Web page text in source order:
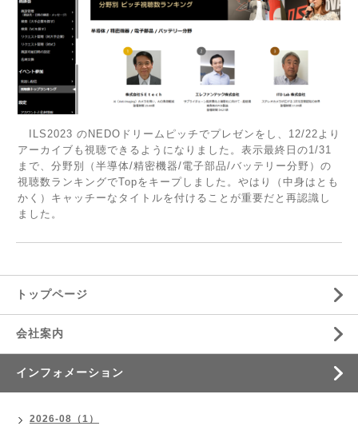
ILS2023 のNEDOドリームピッチでプレゼンをし、12/22より
アーカイブも視聴できるようになりました。表示最終日の1/31
まで、分野別（半導体/精密機器/電子部品/バッテリー分野）の
視聴数ランキングでTopをキープしました。やはり（中身はとも
かく）キャッチーなタイトルを付けることが重要だと再認識し
ました。
トップページ
会社案内
インフォメーション
2026-08（1）